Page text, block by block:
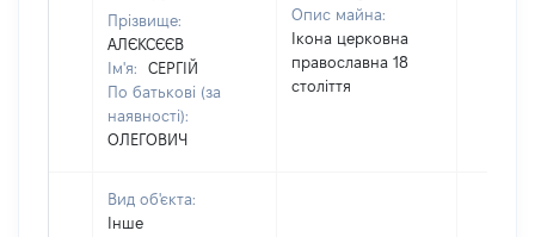
Прізвище:
АЛЄКСЄЄВ
Ім'я:
СЕРГІЙ
По батькові (за
наявності):
ОЛЕГОВИЧ
Опис майна:
Ікона церковна
православна 18
століття
Вид об'єкта:
Інше